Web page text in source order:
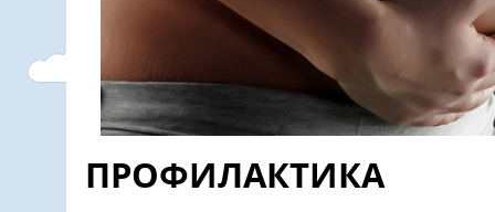
ПРОФИЛАКТИКА